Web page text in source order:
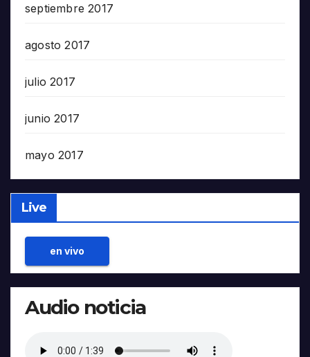
septiembre 2017
agosto 2017
julio 2017
junio 2017
mayo 2017
Live
en vivo
Audio noticia